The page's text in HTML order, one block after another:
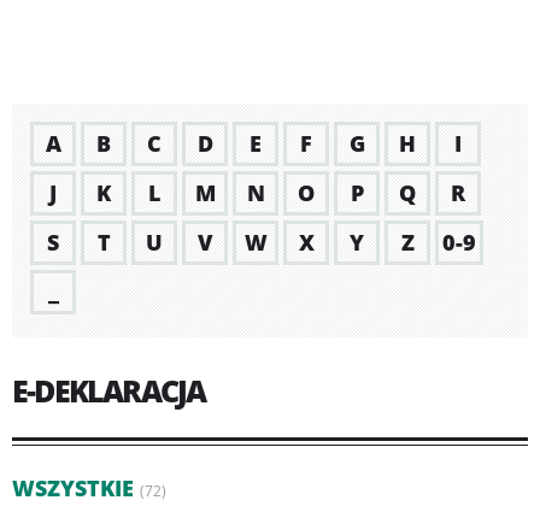
A B C D E F G H
I
J
K L M N O P Q
R
S
T U V W X Y Z
0-9
E-DEKLARACJA
WSZYSTKIE (72)